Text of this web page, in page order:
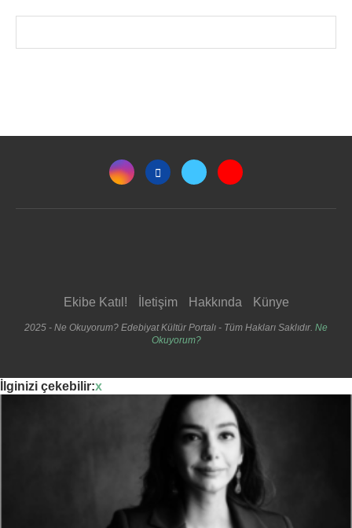
Ekibe Katıl! İletişim Hakkında Künye
2025 - Ne Okuyorum? Edebiyat Kültür Portalı - Tüm Hakları Saklıdır. Ne
Okuyorum?
İlginizi çekebilir:x